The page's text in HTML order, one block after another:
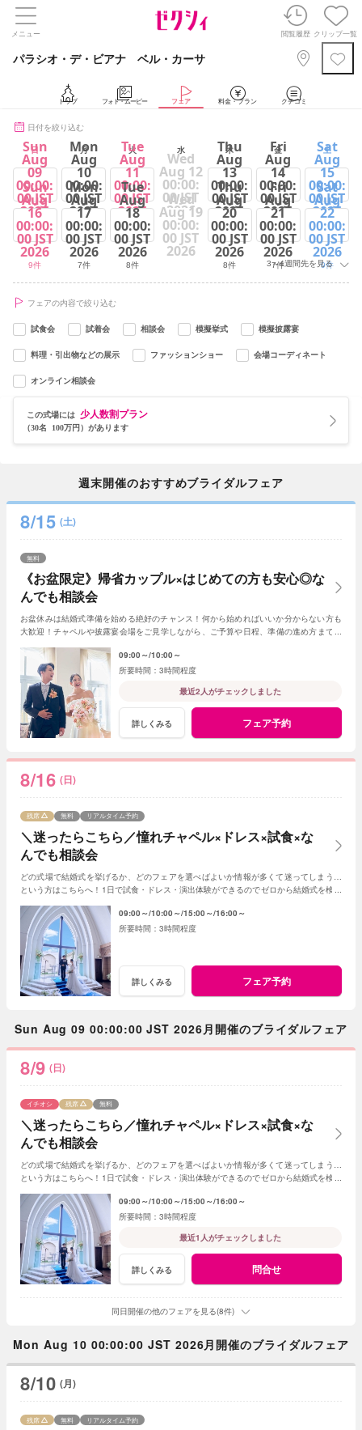
メニュー 閲覧履歴 クリップ一覧
パラシオ・デ・ビアナ ベル・カーサ
トップ フォト・ムービー フェア 料金・プラン クチコミ
日付を絞り込む
日 月 火 水 木 金 土
Sun
Aug
09
00:00:
00 JST
2026
9件
Mon
Aug
10
00:00:
00 JST
2026
7件
Tue
Aug
11
00:00:
00 JST
2026
9件
Wed
Aug 12
00:00:
00 JST
2026
Thu
Aug
13
00:00:
00 JST
2026
8件
Fri
Aug
14
00:00:
00 JST
2026
8件
Sat
Aug
15
00:00:
00 JST
2026
8件
Sun
Aug
16
00:00:
00 JST
2026
9件
Mon
Aug
17
00:00:
00 JST
2026
7件
Tue
Aug
18
00:00:
00 JST
2026
8件
Wed
Aug 19
00:00:
00 JST
2026
Thu
Aug
20
00:00:
00 JST
2026
8件
Fri
Aug
21
00:00:
00 JST
2026
7件
Sat
Aug
22
00:00:
00 JST
2026
9件
3～4週間先を見る
フェアの内容で絞り込む
試食会 試着会 相談会 模擬挙式 模擬披露宴
料理・引出物などの展示 ファッションショー 会場コーディネート
オンライン相談会
この式場には 少人数割プラン
（30名 100万円）があります
週末開催のおすすめブライダルフェア
8/15 (土)
《お盆限定》帰省カップル×はじめての方も安心◎な
んでも相談会
無料
お盆休みは結婚式準備を始める絶好のチャンス！何から始めればいいか分からない方も
大歓迎！チャペルや披露宴会場をご見学しながら、ご予算や日程、準備の進め方まで経
09:00～ 10:00～
3時間程度
最近2人がチェックしました
詳しくみる フェア予約
8/16 (日)
＼迷ったらこちら／憧れチャペル×ドレス×試食×な
んでも相談会
残席 無料 リアルタイム予約
どの式場で結婚式を挙げるか、どのフェアを選べばよいか情報が多くて迷ってしまう…
という方はこちらへ！1日で試食・ドレス・演出体験ができるのでゼロから結婚式を検討
09:00～ 10:00～ 15:00～ 16:00～
3時間程度
詳しくみる フェア予約
Sun Aug 09 00:00:00 JST 2026月開催のブライダルフェア
8/9 (日)
＼迷ったらこちら／憧れチャペル×ドレス×試食×な
んでも相談会
イチオシ 残席 無料
どの式場で結婚式を挙げるか、どのフェアを選べばよいか情報が多くて迷ってしまう…
という方はこちらへ！1日で試食・ドレス・演出体験ができるのでゼロから結婚式を検討
09:00～ 10:00～ 15:00～ 16:00～
3時間程度
最近1人がチェックしました
詳しくみる 問合せ
同日開催の他のフェアを見る(8件)
Mon Aug 10 00:00:00 JST 2026月開催のブライダルフェア
8/10 (月)
残席 無料 リアルタイム予約